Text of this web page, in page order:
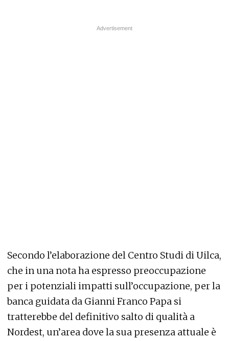
Secondo l’elaborazione del Centro Studi di Uilca,
che in una nota ha espresso preoccupazione
per i potenziali impatti sull’occupazione, per la
banca guidata da Gianni Franco Papa si
tratterebbe del definitivo salto di qualità a
Nordest, un’area dove la sua presenza attuale è